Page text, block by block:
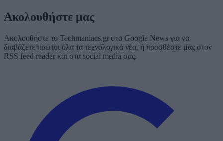
Ακολουθήστε μας
Ακολουθήστε το Techmaniacs.gr στο Google News για να
διαβάζετε πρώτοι όλα τα τεχνολογικά νέα, ή προσθέστε μας στον
RSS feed reader και στα social media σας.